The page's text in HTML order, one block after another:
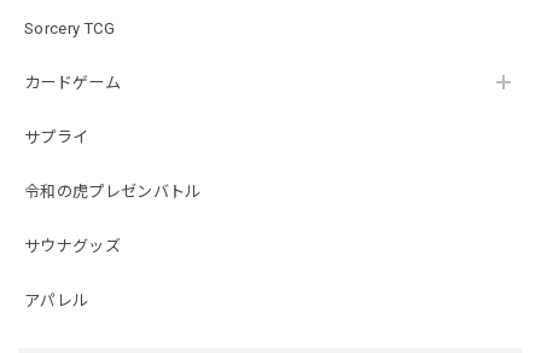
Sorcery TCG
カードゲーム
サプライ
令和の虎プレゼンバトル
サウナグッズ
アパレル